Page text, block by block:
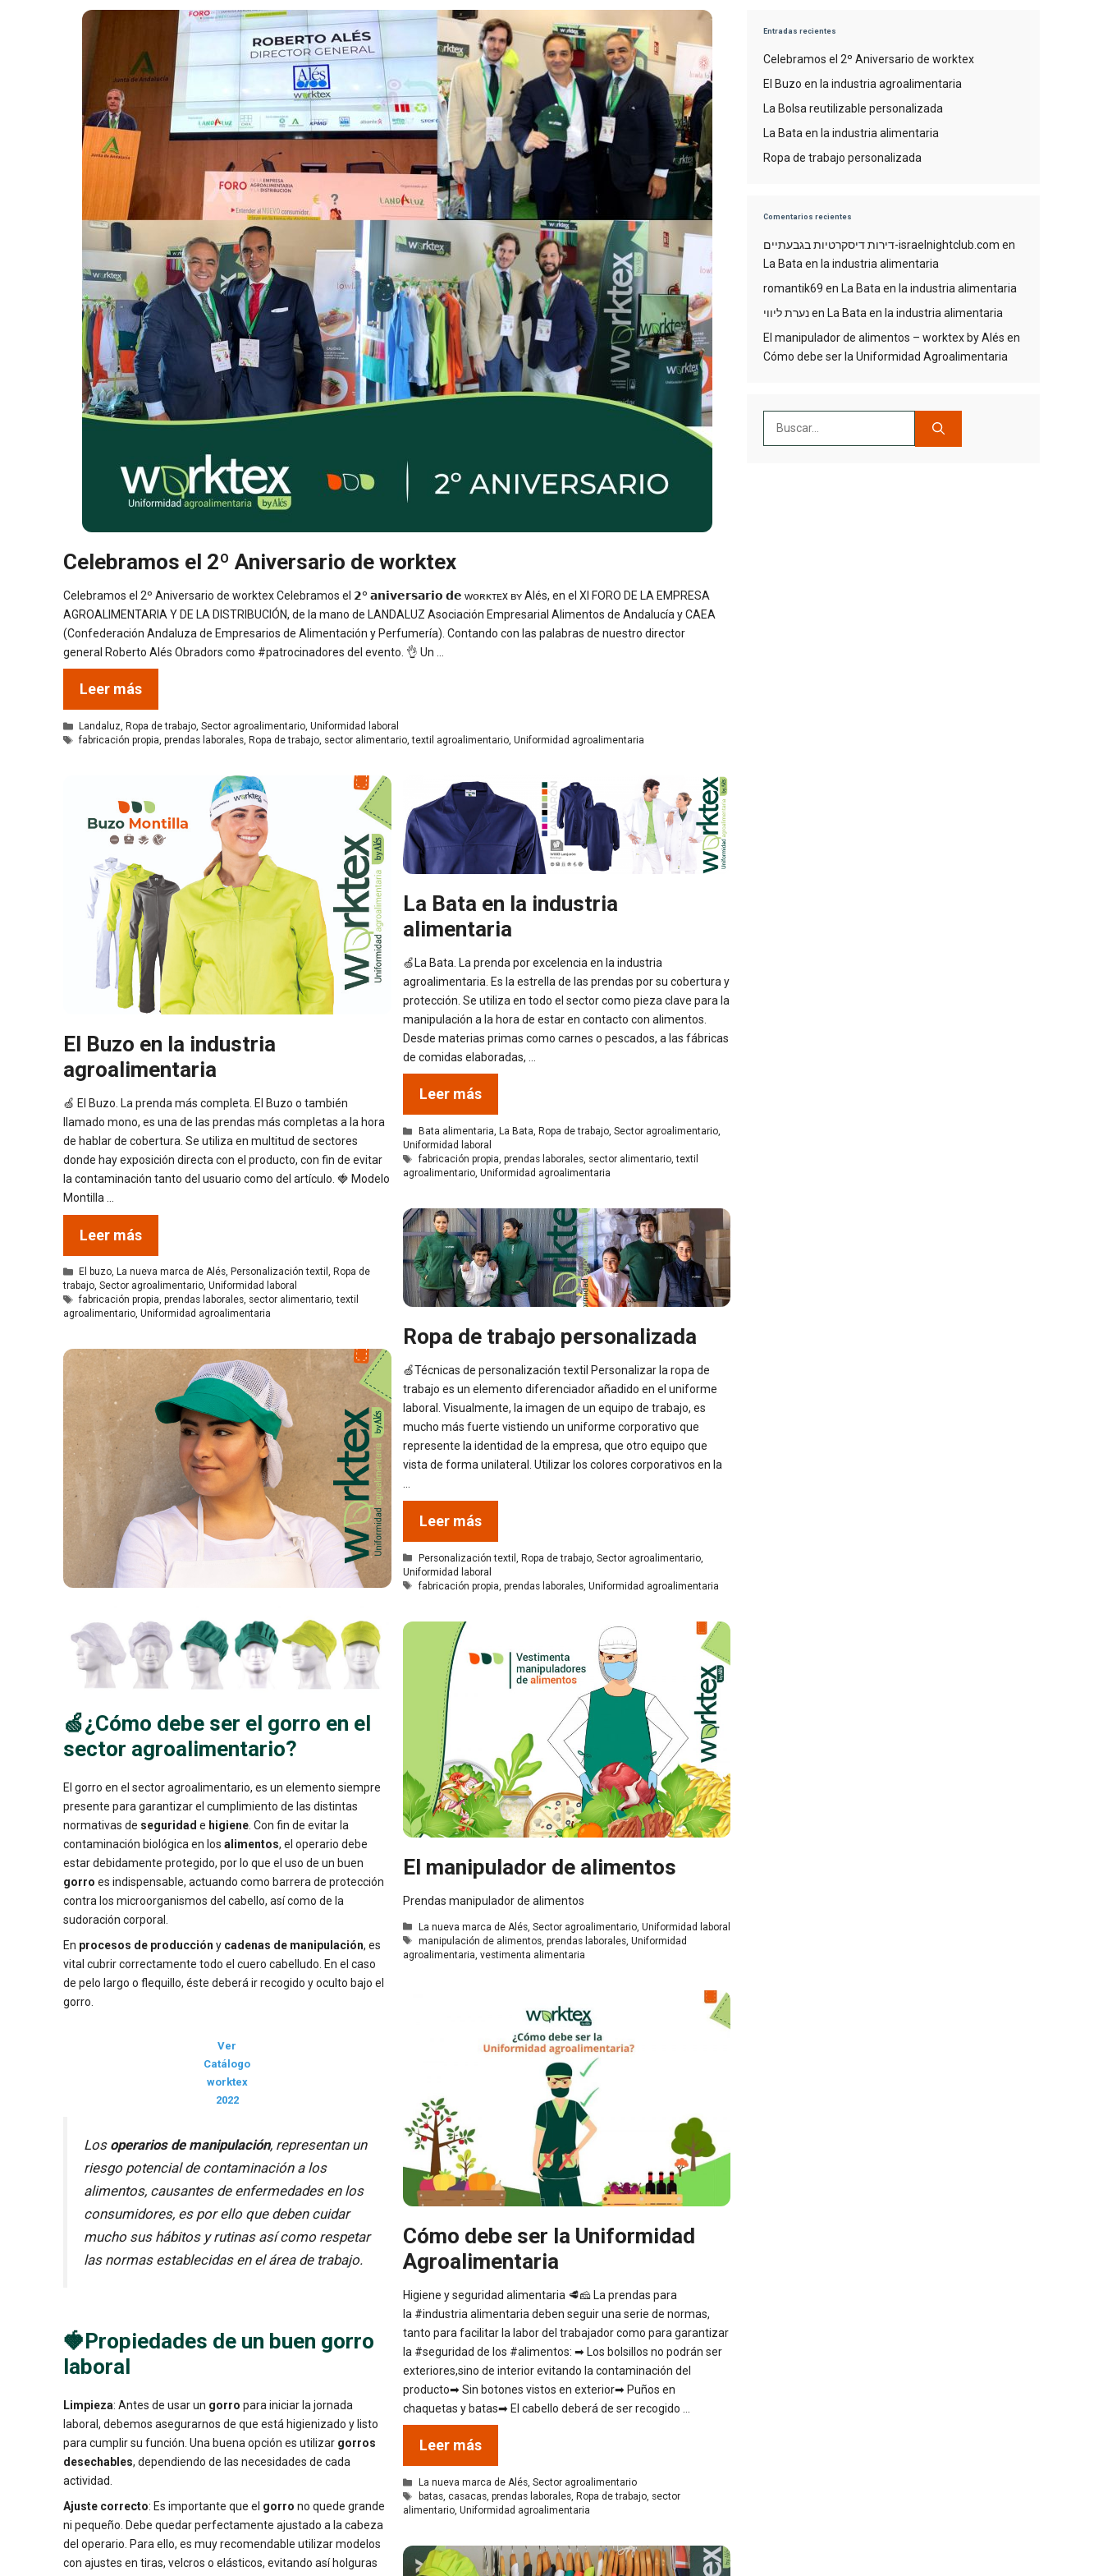
Celebramos el 2º Aniversario de worktex
Celebramos el 2º Aniversario de worktex Celebramos el 𝟮º 𝗮𝗻𝗶𝘃𝗲𝗿𝘀𝗮𝗿𝗶𝗼 𝗱𝗲 ᴡᴏʀᴋᴛᴇx ʙʏ Alés, en el XI FORO DE LA EMPRESA
AGROALIMENTARIA Y DE LA DISTRIBUCIÓN, de la mano de LANDALUZ Asociación Empresarial Alimentos de Andalucía y CAEA
(Confederación Andaluza de Empresarios de Alimentación y Perfumería). Contando con las palabras de nuestro director
general Roberto Alés Obradors como #patrocinadores del evento. 👌 Un …
Leer más
Categorías
Landaluz, Ropa de trabajo,Sector agroalimentario,Uniformidad laboral
Etiquetas
fabricación propia,prendas laborales, Ropa de trabajo, sector alimentario,textil agroalimentario,Uniformidad agroalimentaria
El Buzo en la industria
agroalimentaria
🍏 El Buzo. La prenda más completa. El Buzo o también
llamado mono, es una de las prendas más completas a la hora
de hablar de cobertura. Se utiliza en multitud de sectores
donde hay exposición directa con el producto, con fin de evitar
la contaminación tanto del usuario como del artículo. 🍓 Modelo
Montilla …
Leer más
Categorías
El buzo, La nueva marca de Alés, Personalización textil, Ropa de
trabajo, Sector agroalimentario, Uniformidad laboral
Etiquetas
fabricación propia,prendas laborales, sector alimentario,textil
agroalimentario, Uniformidad agroalimentaria
La Bata en la industria
alimentaria
🍏La Bata. La prenda por excelencia en la industria
agroalimentaria. Es la estrella de las prendas por su cobertura y
protección. Se utiliza en todo el sector como pieza clave para la
manipulación a la hora de estar en contacto con alimentos.
Desde materias primas como carnes o pescados, a las fábricas
de comidas elaboradas, …
Leer más
Categorías
Bata alimentaria, La Bata, Ropa de trabajo, Sector agroalimentario,
Uniformidad laboral
Etiquetas
fabricación propia, prendas laborales, sector alimentario,textil
agroalimentario, Uniformidad agroalimentaria
Ropa de trabajo personalizada
🍏Técnicas de personalización textil Personalizar la ropa de
trabajo es un elemento diferenciador añadido en el uniforme
laboral. Visualmente, la imagen de un equipo de trabajo, es
mucho más fuerte vistiendo un uniforme corporativo que
represente la identidad de la empresa, que otro equipo que
vista de forma unilateral. Utilizar los colores corporativos en la
…
Leer más
Categorías
Personalización textil Ropa de trabajo, Sector agroalimentario,
Uniformidad laboral
Etiquetas
fabricación propia prendas laborales, Uniformidad agroalimentaria
🍏¿Cómo debe ser el gorro en el
sector agroalimentario?
El gorro en el sector agroalimentario, es un elemento siempre
presente para garantizar el cumplimiento de las distintas
normativas de seguridad e higiene . Con fin de evitar la
contaminación biológica en los alimentos, el operario debe
estar debidamente protegido, por lo que el uso de un buen
gorro es indispensable, actuando como barrera de protección
contra los microorganismos del cabello, así como de la
sudoración corporal.
En procesos de producción y cadenas de manipulación, es
vital cubrir correctamente todo el cuero cabelludo. En el caso
de pelo largo o flequillo, éste deberá ir recogido y oculto bajo el
gorro.
Ver
Catálogo
worktex
2022
Los operarios de manipulación, representan un
riesgo potencial de contaminación a los
alimentos, causantes de enfermedades en los
consumidores, es por ello que deben cuidar
mucho sus hábitos y rutinas así como respetar
las normas establecidas en el área de trabajo.
🍓Propiedades de un buen gorro
laboral
Limpieza: Antes de usar un gorro para iniciar la jornada
laboral, debemos asegurarnos de que está higienizado y listo
para cumplir su función. Una buena opción es utilizar gorros
desechables, dependiendo de las necesidades de cada
actividad.
Ajuste correcto: Es importante que el gorro no quede grande
ni pequeño. Debe quedar perfectamente ajustado a la cabeza
del operario. Para ello, es muy recomendable utilizar modelos
con ajustes en tiras, velcros o elásticos, evitando así holguras
El manipulador de alimentos
Prendas manipulador de alimentos
Categorías
La nueva marca de Alés, Sector agroalimentario, Uniformidad laboral
Etiquetas
manipulación de alimentos, prendas laborales, Uniformidad
agroalimentaria vestimenta alimentaria
Cómo debe ser la Uniformidad
Agroalimentaria
Higiene y seguridad alimentaria 🥩🧀 La prendas para
la #industria alimentaria deben seguir una serie de normas,
tanto para facilitar la labor del trabajador como para garantizar
la #seguridad de los #alimentos: ➡ Los bolsillos no podrán ser
exteriores,sino de interior evitando la contaminación del
producto➡ Sin botones vistos en exterior➡ Puños en
chaquetas y batas➡ El cabello deberá de ser recogido …
Leer más
Categorías
La nueva marca de Alés, Sector agroalimentario
Etiquetas
batas, casacas, prendas laborales, Ropa de trabajo, sector
alimentario, Uniformidad agroalimentaria
Entradas recientes
Celebramos el 2º Aniversario de worktex
El Buzo en la industria agroalimentaria
La Bolsa reutilizable personalizada
La Bata en la industria alimentaria
Ropa de trabajo personalizada
Comentarios recientes
דירות דיסקרטיות בגבעתיים-israelnightclub.com en
La Bata en la industria alimentaria
romantik69 en La Bata en la industria alimentaria
נערת ליוויen La Bata en la industria alimentaria
El manipulador de alimentos – worktex by Alés en
Cómo debe ser la Uniformidad Agroalimentaria